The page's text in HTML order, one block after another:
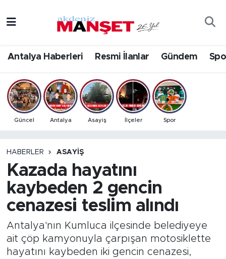
Antalya Haberleri Resmi İlanlar Gündem
Güncel Antalya Asayiş İlçeler Spor
HABERLER ASAYIŞ
Kazada hayatını
kaybeden 2 gencin
cenazesi teslim alındı
Antalya'nın Kumluca ilçesinde belediyeye
ait çöp kamyonuyla çarpışan motosiklette
hayatını kaybeden iki gencin cenazesi,
Bilim & Teknoloji
Eğitim
Ekonomi
Gündem
İlçeler
Magazin
Antalya Hava Durumu
Antalya Namaz Vakitleri
Antalya Trafik Yoğunluk Haritası
Tüm Manşetler
Son Dakika Haberleri